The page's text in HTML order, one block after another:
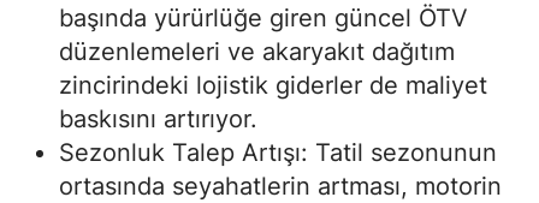
başında yürürlüğe giren güncel ÖTV
düzenlemeleri ve akaryakıt dağıtım
zincirindeki lojistik giderler de maliyet
baskısını artırıyor.
Sezonluk Talep Artışı: Tatil sezonunun
ortasında seyahatlerin artması, motorin